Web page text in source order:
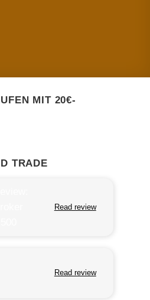
MIT 20€-
TRADE
Read review
Read review